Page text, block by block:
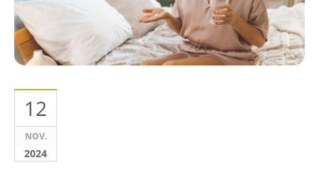
12
NOV.
2024